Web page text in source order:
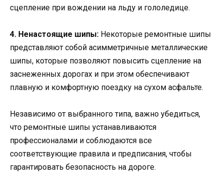
сцепление при вождении на льду и гололедице.
4. Ненастоящие шипы: Некоторые ремонтные шипы
представляют собой асимметричные металлические
шипы, которые позволяют повысить сцепление на
заснеженных дорогах и при этом обеспечивают
плавную и комфортную поездку на сухом асфальте.
Независимо от выбранного типа, важно убедиться,
что ремонтные шипы устанавливаются
профессионалами и соблюдаются все
соответствующие правила и предписания, чтобы
гарантировать безопасность на дороге.